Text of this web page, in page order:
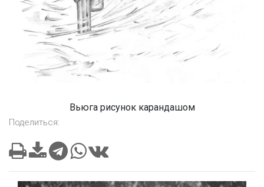
Вьюга рисунок карандашом
Поделиться: